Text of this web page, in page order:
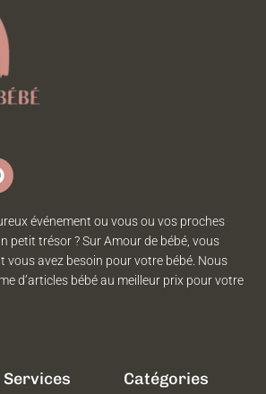
événement ou vous ou vos proches
petit trésor ? Sur Amour de bébé, vous
vous avez besoin pour votre bébé. Nous
d’articles bébé au meilleur prix pour votre
Services Catégories